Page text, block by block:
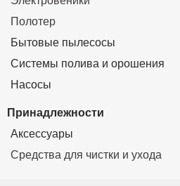
Полотер
Бытовые пылесосы
Системы полива и орошения
Насосы
Принадлежности
Аксессуары
Средства для чистки и ухода